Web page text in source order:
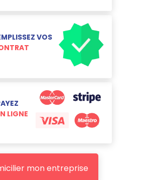
VOS
LIGNE
mon entreprise